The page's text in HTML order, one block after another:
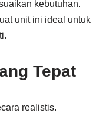
kebutuhan.
unit ini ideal untuk
Tepat
realistis.